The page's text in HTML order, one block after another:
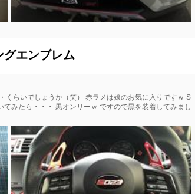
エンブレム
くらいでしょうか（笑） 赤ラメは娘のお気に入りですｗ S
みたら・・・ 黒オンリーｗ ですので黒を装着してみまし